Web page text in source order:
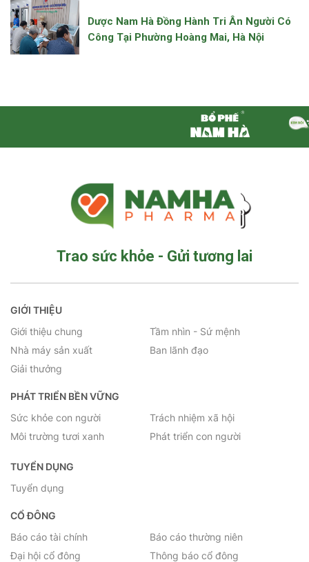
Dược Nam Hà Đồng Hành Tri Ân Người Có
Công Tại Phường Hoàng Mai, Hà Nội
Trao sức khỏe - Gửi tương lai
GIỚI THIỆU
Giới thiệu chung
Tầm nhìn - Sứ mệnh
Nhà máy sản xuất
Ban lãnh đạo
Giải thưởng
PHÁT TRIỂN BỀN VỮNG
Sức khỏe con người
Trách nhiệm xã hội
Môi trường tươi xanh
Phát triển con người
TUYỂN DỤNG
Tuyển dụng
CỔ ĐÔNG
Báo cáo tài chính
Báo cáo thường niên
Đại hội cổ đông
Thông báo cổ đông